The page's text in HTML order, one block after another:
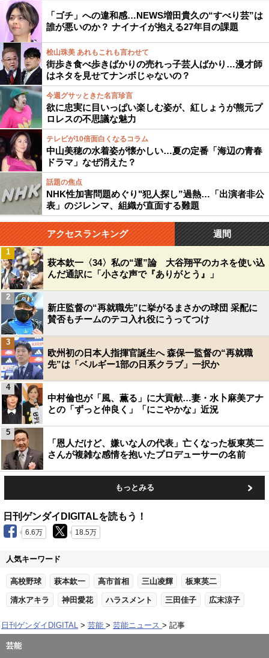
「ゴチ」への違和感…NEWS増田貴久の“すべり芸”は
誰が悪いのか？ ナイナイが抱える27年目の課題
桧山珠美 あれもこれも言わせて
街歩き食べ歩きばかりの売れっ子芸人ばかり…漫才師
はネタを見せてナンボじゃないの？
今週グサッときた名言珍言
欲に忠実に目いっぱい楽しむ姿が、紅しょうが熊元プ
ロレスの不思議な魅力
テレビが10倍面白くなるコラム
中山美穂の水着姿が懐かしい…夏の定番「海辺の青春
ドラマ」なぜ消えた？
話題の焦点
NHK性加害問題めぐり"犯人探し”過熱…「出演者非公
表」のジレンマ、組織が直面する難題
アクセスランキング 週間
萩本欽一〈34〉私の“運”論 大谷翔平のカネを使い込
んだ通訳に「小さな声で『ありがとう』」
1
新庄監督の“再就職先”に挙がるまさかの球団 采配に
賛否もチームのテコ入れ役にうってつけ
2
欧州初の日本人指揮官誕生へ 森保一監督の“再就職
先”は「ベルギー1部の日系クラブ」一択か
3
中村倫也が「風、薫る」に大貢献…妻・水卜麻美アナ
との「ずっと仲良く」「にこやかな」近況
4
「恩人だけど、嫌いな人の代表」亡くなった板東英二
さんが複雑な感情を抱いたプロデューサーの名前
5
もっとみる
日刊ゲンダイDIGITALを読もう！
6.6万 18.5万
人気キーワード
高校野球 萩本欽一 高市首相 三山凌輝 板東英二
清水アキラ 神田愛花 ハラスメント 三田佳子 広末涼子
日刊ゲンダイDIGITAL 芸能 芸能ニュース 記事
芸能